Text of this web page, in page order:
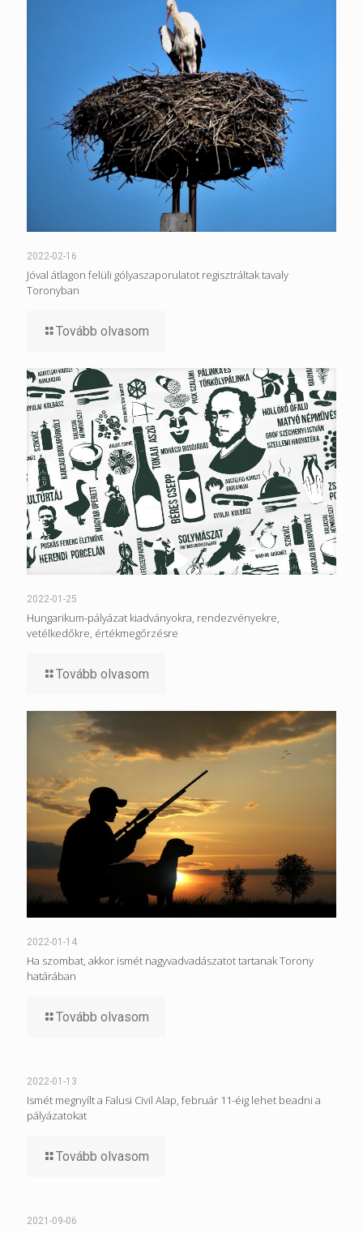
2022-02-16
Jóval átlagon felüli gólyaszaporulatot regisztráltak tavaly
Toronyban
Tovább olvasom
2022-01-25
Hungarikum-pályázat kiadványokra, rendezvényekre,
vetélkedőkre, értékmegőrzésre
Tovább olvasom
2022-01-14
Ha szombat, akkor ismét nagyvadvadászatot tartanak Torony
határában
Tovább olvasom
2022-01-13
Ismét megnyílt a Falusi Civil Alap, február 11-éig lehet beadni a
pályázatokat
Tovább olvasom
2021-09-06